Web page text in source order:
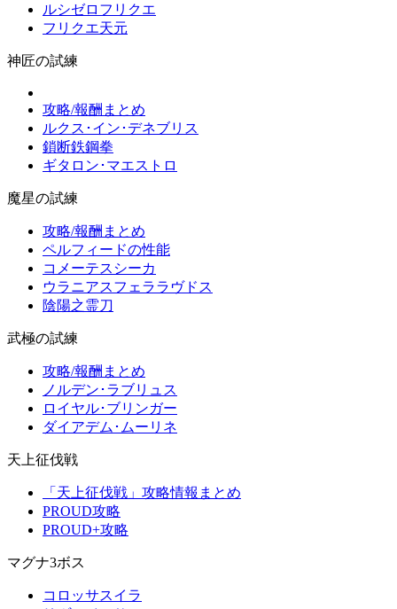
ルシゼロフリクエ
フリクエ天元
神匠の試練
攻略/報酬まとめ
ルクス･イン･デネブリス
鎖断鉄鋼拳
ギタロン･マエストロ
魔星の試練
攻略/報酬まとめ
ペルフィードの性能
コメーテスシーカ
ウラニアスフェララヴドス
陰陽之霊刀
武極の試練
攻略/報酬まとめ
ノルデン･ラブリュス
ロイヤル･ブリンガー
ダイアデム･ムーリネ
天上征伐戦
「天上征伐戦」攻略情報まとめ
PROUD攻略
PROUD+攻略
マグナ3ボス
コロッサスイラ